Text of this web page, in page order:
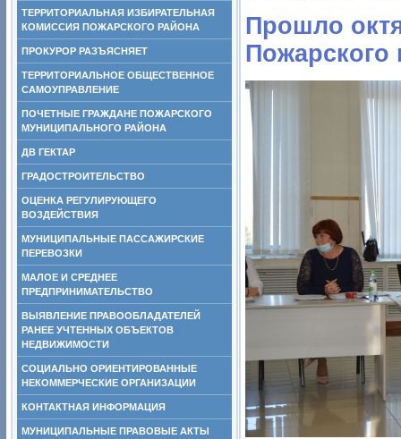
ТЕРРИТОРИАЛЬНАЯ ИЗБИРАТЕЛЬНАЯ
КОМИССИЯ ПОЖАРСКОГО РАЙОНА
ПРОКУРОР РАЗЪЯСНЯЕТ
ТЕРРИТОРИАЛЬНОЕ ОБЩЕСТВЕННОЕ
САМОУПРАВЛЕНИЕ
ПОЧЕТНЫЕ ГРАЖДАНЕ ПОЖАРСКОГО
МУНИЦИПАЛЬНОГО РАЙОНА
ДВ ГЕКТАР
ГРАДОСТРОИТЕЛЬСТВО
ОЦЕНКА РЕГУЛИРУЮЩЕГО
ВОЗДЕЙСТВИЯ
МУНИЦИПАЛЬНЫЕ ПАССАЖИРСКИЕ
ПЕРЕВОЗКИ
МАЛОЕ И СРЕДНЕЕ
ПРЕДПРИНИМАТЕЛЬСТВО
ВЫЯВЛЕНИЕ ПРАВООБЛАДАТЕЛЕЙ
РАНЕЕ УЧТЕННЫХ ОБЪЕКТОВ
НЕДВИЖИМОСТИ
СОЦИАЛЬНО ОРИЕНТИРОВАННЫЕ
НЕКОММЕРЧЕСКИЕ ОРГАНИЗАЦИИ
КОНТАКТНАЯ ИНФОРМАЦИЯ
МУНИЦИПАЛЬНЫЕ ПРАВОВЫЕ АКТЫ
Прошло
Пожарского